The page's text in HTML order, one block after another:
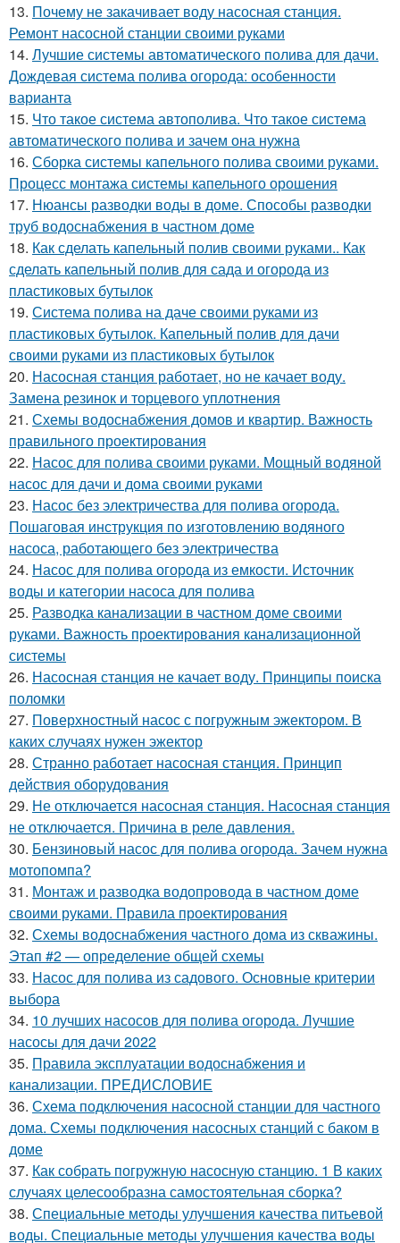
13. Почему не закачивает воду насосная станция.
Ремонт насосной станции своими руками
14. Лучшие системы автоматического полива для дачи.
Дождевая система полива огорода: особенности
варианта
15. Что такое система автополива. Что такое система
автоматического полива и зачем она нужна
16. Сборка системы капельного полива своими руками.
Процесс монтажа системы капельного орошения
17. Нюансы разводки воды в доме. Способы разводки
труб водоснабжения в частном доме
18. Как сделать капельный полив своими руками.. Как
сделать капельный полив для сада и огорода из
пластиковых бутылок
19. Система полива на даче своими руками из
пластиковых бутылок. Капельный полив для дачи
своими руками из пластиковых бутылок
20. Насосная станция работает, но не качает воду.
Замена резинок и торцевого уплотнения
21. Схемы водоснабжения домов и квартир. Важность
правильного проектирования
22. Насос для полива своими руками. Мощный водяной
насос для дачи и дома своими руками
23. Насос без электричества для полива огорода.
Пошаговая инструкция по изготовлению водяного
насоса, работающего без электричества
24. Насос для полива огорода из емкости. Источник
воды и категории насоса для полива
25. Разводка канализации в частном доме своими
руками. Важность проектирования канализационной
системы
26. Насосная станция не качает воду. Принципы поиска
поломки
27. Поверхностный насос с погружным эжектором. В
каких случаях нужен эжектор
28. Странно работает насосная станция. Принцип
действия оборудования
29. Не отключается насосная станция. Насосная станция
не отключается. Причина в реле давления.
30. Бензиновый насос для полива огорода. Зачем нужна
мотопомпа?
31. Монтаж и разводка водопровода в частном доме
своими руками. Правила проектирования
32. Схемы водоснабжения частного дома из скважины.
Этап #2 — определение общей схемы
33. Насос для полива из садового. Основные критерии
выбора
34. 10 лучших насосов для полива огорода. Лучшие
насосы для дачи 2022
35. Правила эксплуатации водоснабжения и
канализации. ПРЕДИСЛОВИЕ
36. Схема подключения насосной станции для частного
дома. Схемы подключения насосных станций с баком в
доме
37. Как собрать погружную насосную станцию. 1 В каких
случаях целесообразна самостоятельная сборка?
38. Специальные методы улучшения качества питьевой
воды. Специальные методы улучшения качества воды